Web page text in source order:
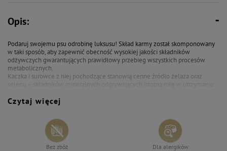
Opis:
Podaruj swojemu psu odrobinę luksusu! Skład karmy został skomponowany
w taki sposób, aby zapewnić obecność wysokiej jakości składników
odżywczych gwarantujących prawidłowy przebieg wszystkich procesów
metabolicznych.
Kaczka i surowce z niej pochodzące stanowią cenne źródło żelaza oraz
wielonasyconych kwasów tłuszczowych z rodziny n-6, które świetnie
Czytaj więcej
Bez zbóż Dla alergików